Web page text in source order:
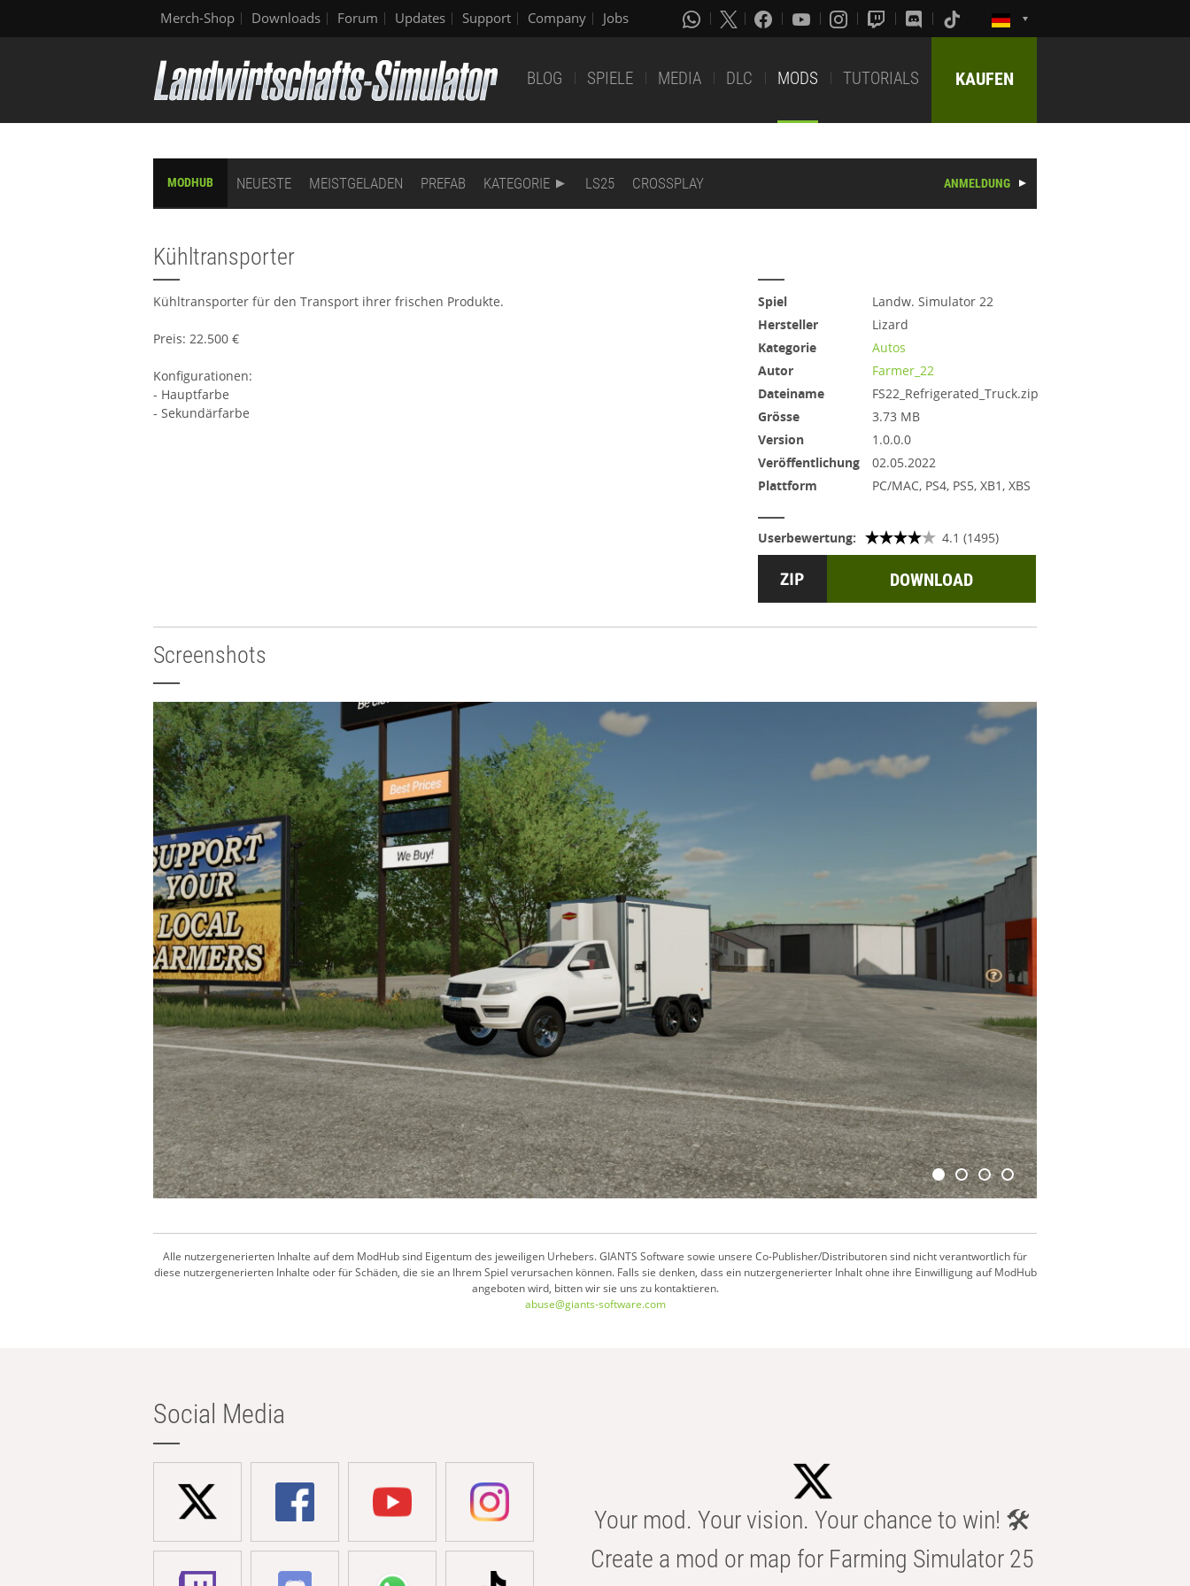
Merch-Shop Downloads Forum Updates Support Company Jobs
BLOG SPIELE MEDIA DLC MODS TUTORIALS KAUFEN
MODHUB NEUESTE MEISTGELADEN PREFAB KATEGORIE LS25 CROSSPLAY ANMELDUNG
Kühltransporter
Kühltransporter für den Transport ihrer frischen Produkte.
Preis: 22.500 €
Konfigurationen:
- Hauptfarbe
- Sekundärfarbe
Spiel
Landw. Simulator 22
Hersteller
Lizard
Kategorie
Autos
Autor
Farmer_22
Dateiname
FS22_Refrigerated_Truck.zip
Grösse
3.73 MB
Version
1.0.0.0
Veröffentlichung
02.05.2022
Plattform
PC/MAC, PS4, PS5, XB1, XBS
Userbewertung: 4.1 (1495)
DOWNLOAD
Screenshots
Alle nutzergenerierten Inhalte auf dem ModHub sind Eigentum des jeweiligen Urhebers. GIANTS Software sowie unsere Co-Publisher/Distributoren sind nicht verantwortlich für
diese nutzergenerierten Inhalte oder für Schäden, die sie an Ihrem Spiel verursachen können. Falls sie denken, dass ein nutzergenerierter Inhalt ohne ihre Einwilligung auf ModHub
angeboten wird, bitten wir sie uns zu kontaktieren.
abuse@giants-software.com
Social Media
Your mod. Your vision. Your chance to win! 🛠️
Create a mod or map for Farming Simulator 25